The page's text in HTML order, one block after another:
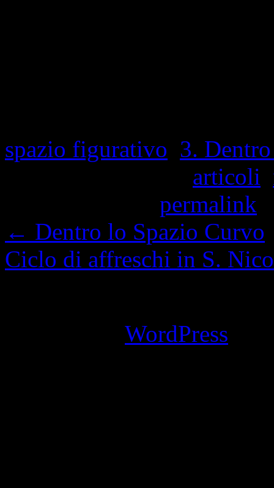
spazio figurativo 3.
articoli
permalink
← Dentro lo Spazio Curvo
Ciclo di affreschi in S.
WordPress